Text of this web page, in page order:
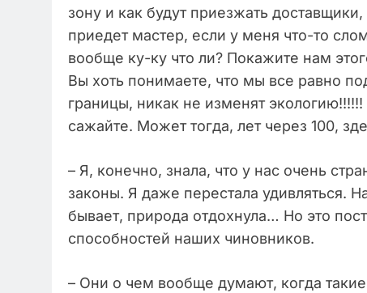
зону и как будут приезжать
приедет мастер, если у меня что-то
вообще ку-ку что ли? Покажите нам
Вы хоть понимаете, что мы все равно
границы, никак не изменят
сажайте. Может тогда, лет через 100,
– Я, конечно, знала, что у нас очень
законы. Я даже перестала удивляться.
бывает, природа отдохнула… Но это
способностей наших чиновников.
– Они о чем вообще думают, когда